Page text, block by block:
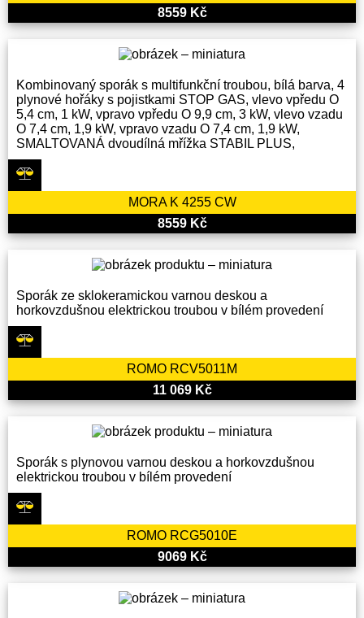
8559 Kč
Kombinovaný sporák s multifunkční troubou, bílá barva, 4
plynové hořáky s pojistkami STOP GAS, vlevo vpředu O
5,4 cm, 1 kW, vpravo vpředu O 9,9 cm, 3 kW, vlevo vzadu
O 7,4 cm, 1,9 kW, vpravo vzadu O 7,4 cm, 1,9 kW,
SMALTOVANÁ dvoudílná mřížka STABIL PLUS,
MORA K 4255 CW
8559 Kč
Sporák ze sklokeramickou varnou deskou a
horkovzdušnou elektrickou troubou v bílém provedení
ROMO RCV5011M
11 069 Kč
Sporák s plynovou varnou deskou a horkovzdušnou
elektrickou troubou v bílém provedení
ROMO RCG5010E
9069 Kč